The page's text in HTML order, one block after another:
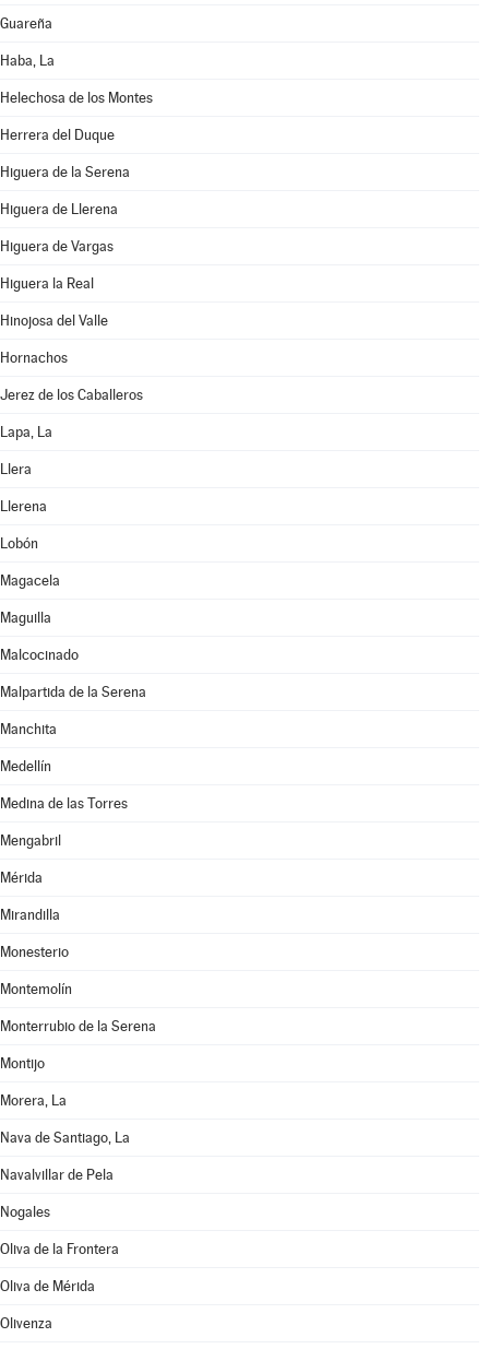
Guareña
Haba, La
Helechosa de los Montes
Herrera del Duque
Higuera de la Serena
Higuera de Llerena
Higuera de Vargas
Higuera la Real
Hinojosa del Valle
Hornachos
Jerez de los Caballeros
Lapa, La
Llera
Llerena
Lobón
Magacela
Maguilla
Malcocinado
Malpartida de la Serena
Manchita
Medellín
Medina de las Torres
Mengabril
Mérida
Mirandilla
Monesterio
Montemolín
Monterrubio de la Serena
Montijo
Morera, La
Nava de Santiago, La
Navalvillar de Pela
Nogales
Oliva de la Frontera
Oliva de Mérida
Olivenza